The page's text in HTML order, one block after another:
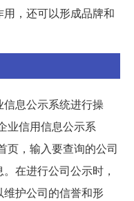
，还可以形成品牌和
息公示系统进行操
业信用信息公示系
页，输入要查询的公司
在进行公司公示时，
护公司的信誉和形